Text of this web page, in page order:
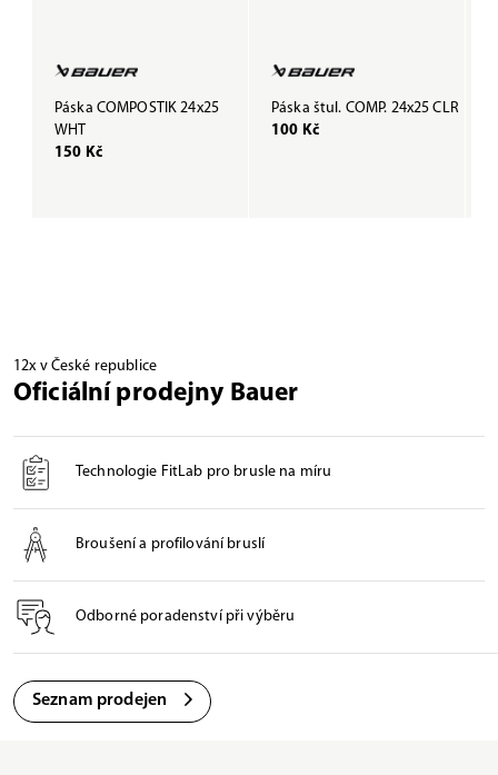
Páska COMPOSTIK 24x25
WHT
150 Kč
Páska štul. COMP. 24x25 CLR
100 Kč
12x v České republice
Oficiální prodejny Bauer
Technologie FitLab pro brusle na míru
Broušení a profilování bruslí
Odborné poradenství při výběru
Seznam prodejen